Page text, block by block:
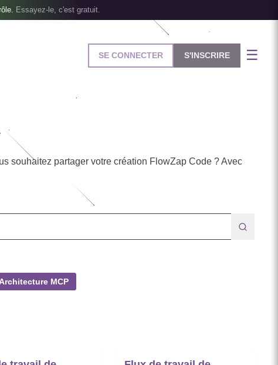
Essayez-le, c'est gratuit.
SE CONNECTER S'INSCRIRE ☰
souhaitez partager votre création FlowZap Code ? Avec
Architecture MCP